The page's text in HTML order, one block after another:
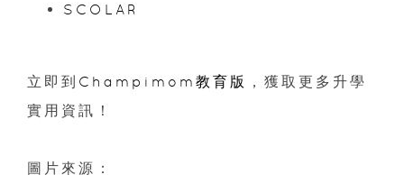
SCOLAR
立即到 Champimom教育版
，獲取更多升學
實用資訊！
圖片來源：